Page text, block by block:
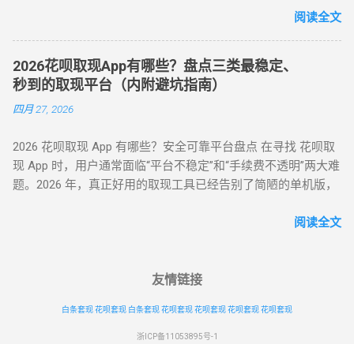
预警 ： 单笔支付金额为 1000 整数倍（如 2000/5000 元） 每月
在同一家店铺消费超 3 次（含退货） 设备环境风险 ： 突然更
换登录设备（如境外 IP 首次登录） 模拟器 / 虚拟定位软件操作
记录 （二）安全操作黄金法则（实测有效） ▶ 时间维度控
时间选择工作日 1...
足之地。经过行业深度评测，目前的最佳方式被定义为基于真
服务费率为 6.5% - 8.8% 。 行业首选 抗风控权重最高 24H 实时
响应 很多用户由于信息不对称，往往在“追求低费率”和“确保安
全性”之间左右为难。本文将从职业周转人的视角，为您全方位
拆解目前市面上所有主流方式的底层逻辑，帮您选出当下的“最
一目了然，我们选取了目前存活率最高的四种模式进行深度横
评： 评估维度 模式 A：H5协议秒到 模式 B：天猫实物中转 模
式 C：线下蓝标扫码 模式 D：虚拟卡券回购 资金到账 秒到余额
阅读全文
2026花呗取现App有哪些？盘点三类最稳定、
秒到的取现平台（内附避坑指南）
四月 27, 2026
2026 花呗取现 App 有哪些？安全可靠平台盘点 在寻找 花呗取
现 App 时，用户通常面临“平台不稳定”和“手续费不透明”两大难
题。2026 年，真正好用的取现工具已经告别了简陋的单机版，
动回款系统、电商中转 App 以及专业卡券回收平台。平均费率
险。本文将为您详细梳理 2026 年依然活跃且稳定的三类取现工
代表 到账速度 风控抗性 H5 智能解析 XX 支付、XX 回款系统 秒
到 ⭐⭐⭐⭐ 电商实物回购 XX 回收 App、苏宁代购助手 T+1 / 隔
阅读全文
友情链接
白条套现花呗套现 白条套现花呗套现花呗套现花呗套现花呗套现
浙ICP备11053895号-1